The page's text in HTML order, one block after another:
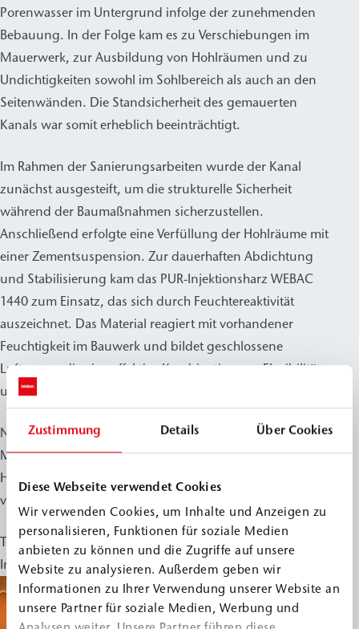
Zustimmung Details Über Cookies
Diese Webseite verwendet Cookies
Wir verwenden Cookies, um Inhalte und Anzeigen zu
personalisieren, Funktionen für soziale Medien
anbieten zu können und die Zugriffe auf unsere
Website zu analysieren. Außerdem geben wir
Informationen zu Ihrer Verwendung unserer Website an
unsere Partner für soziale Medien, Werbung und
Porenwasser im Untergrund infolge der zunehmenden
Bebauung. In der Folge kam es zu Verschiebungen im
Mauerwerk, zur Ausbildung von Hohlräumen und zu
Undichtigkeiten sowohl im Sohlbereich als auch an den
Seitenwänden. Die Standsicherheit des gemauerten
Kanals war somit erheblich beeinträchtigt.
Im Rahmen der Sanierungsarbeiten wurde der Kanal
zunächst ausgesteift, um die strukturelle Sicherheit
während der Baumaßnahmen sicherzustellen.
Anschließend erfolgte eine Verfüllung der Hohlräume mit
einer Zementsuspension. Zur dauerhaften Abdichtung
und Stabilisierung kam das PUR-Injektionsharz WEBAC
1440 zum Einsatz, das sich durch Feuchtereaktivität
auszeichnet. Das Material reagiert mit vorhandener
Feuchtigkeit im Bauwerk und bildet geschlossene
Luftporen, die eine effektive Kombination aus Flexibilität
und Dichtigkeit ermöglichen.
Nach dem Abbinden der Zementsuspension wurden die
Mauerwerksfugen sowie Zwischenräume zwischen
Hohlräumen und dem Gewölbe mit WEBAC 1440
verpresst.
Trotz der beengten räumlichen Verhältnisse konnten die
Injektionsarbeiten erfolgreich abgeschlossen werden.